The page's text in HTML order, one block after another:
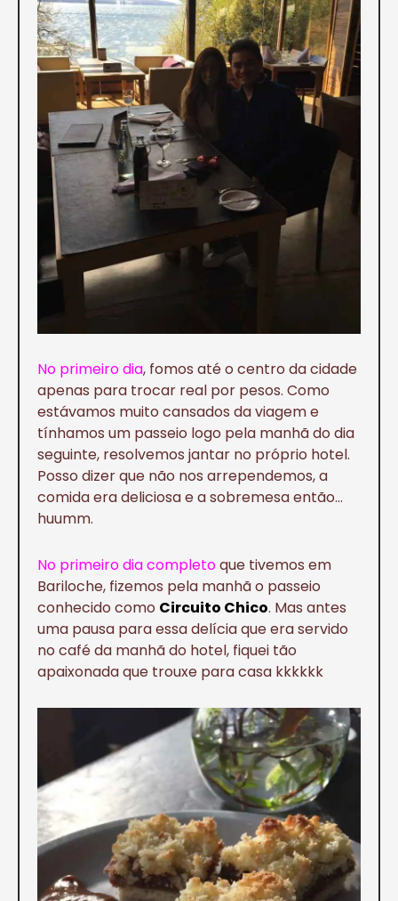
No primeiro dia, fomos até o centro da cidade
apenas para trocar real por pesos. Como
estávamos muito cansados da viagem e
tínhamos um passeio logo pela manhã do dia
seguinte, resolvemos jantar no próprio hotel.
Posso dizer que não nos arrependemos, a
comida era deliciosa e a sobremesa então…
huumm.
No primeiro dia completoque tivemos em
Bariloche, fizemos pela manhã o passeio
conhecido como Circuito Chico. Mas antes
uma pausa para essa delícia que era servido
no café da manhã do hotel, fiquei tão
apaixonada que trouxe para casa kkkkkk